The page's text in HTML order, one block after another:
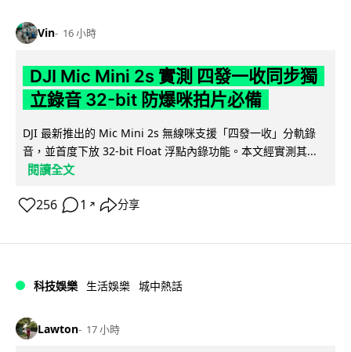
Vin 16 小時
DJI Mic Mini 2s 實測 四發一收同步獨
立錄音 32-bit 防爆咪拍片必備
DJI 最新推出的 Mic Mini 2s 無線咪支援「四發一收」分軌錄
音，並首度下放 32-bit Float 浮點內錄功能。本文經實測其...
閱讀全文
256 1 ↗ 分享
科技娛樂 生活娛樂 城中熱話
Lawton 17 小時